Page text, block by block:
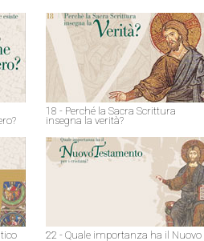
18 - Perché la Sacra Scrittura
insegna la verità?
22 - Quale importanza ha il Nuovo